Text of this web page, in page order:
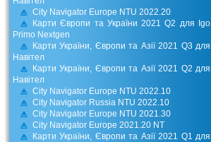
City Navigator Europe NTU 2022.20
Карти Європи та України 2021 Q2 для Igo
Primo Nextgen
Карти України, Європи та Азії 2021 Q3 для
Навітел
Карти України, Європи та Азії 2021 Q2 для
Навітел
City Navigator Europe NTU 2022.10
City Navigator Russia NTU 2022.10
City Navigator Europe NTU 2021.30
City Navigator Europe 2021.20 NT
Карти України, Європи та Азії 2021 Q1 для